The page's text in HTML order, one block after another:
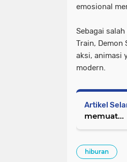
emosional
Sebagai
Train,
aksi, animasi
modern.
Artikel
memuat...
hiburan